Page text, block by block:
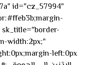
id="cz_57994"
width:2px;"